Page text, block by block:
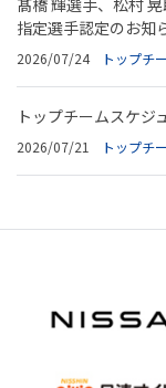
指定選手認定のお知
2026/07/24 トップチ
トップチームスケジ
2026/07/21 トップチ